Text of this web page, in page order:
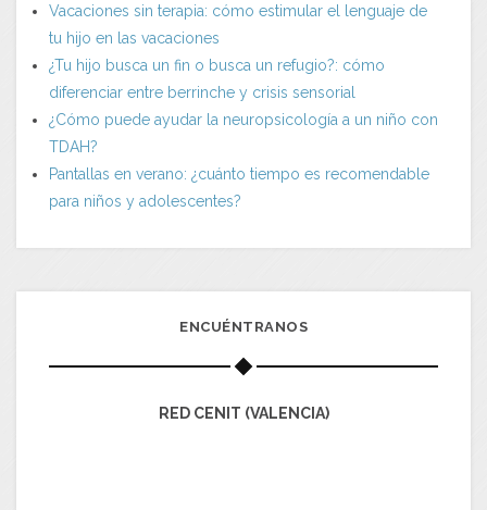
Vacaciones sin terapia: cómo estimular el lenguaje de
tu hijo en las vacaciones
¿Tu hijo busca un fin o busca un refugio?: cómo
diferenciar entre berrinche y crisis sensorial
¿Cómo puede ayudar la neuropsicología a un niño con
TDAH?
Pantallas en verano: ¿cuánto tiempo es recomendable
para niños y adolescentes?
ENCUÉNTRANOS
RED CENIT (VALENCIA)